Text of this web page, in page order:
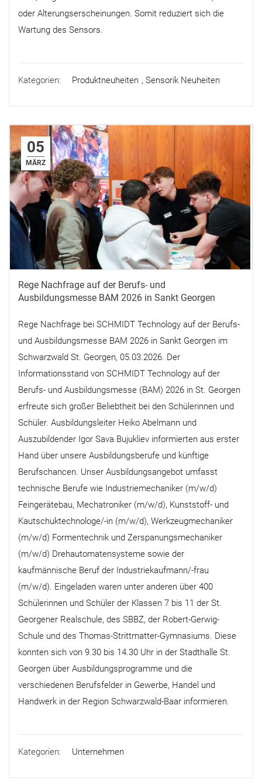
oder Alterungserscheinungen. Somit reduziert sich die
Wartung des Sensors.
Kategorien: Produktneuheiten , Sensorik Neuheiten
05
MÄRZ
Rege Nachfrage auf der Berufs- und
Ausbildungsmesse BAM 2026 in Sankt Georgen
Rege Nachfrage bei SCHMIDT Technology auf der Berufs-
und Ausbildungsmesse BAM 2026 in Sankt Georgen im
Schwarzwald St. Georgen, 05.03.2026. Der
Informationsstand von SCHMIDT Technology auf der
Berufs- und Ausbildungsmesse (BAM) 2026 in St. Georgen
erfreute sich großer Beliebtheit bei den Schülerinnen und
Schüler. Ausbildungsleiter Heiko Abelmann und
Auszubildender Igor Sava Bujukliev informierten aus erster
Hand über unsere Ausbildungsberufe und künftige
Berufschancen. Unser Ausbildungsangebot umfasst
technische Berufe wie Industriemechaniker (m/w/d)
Feingerätebau, Mechatroniker (m/w/d), Kunststoff- und
Kautschuktechnologe/-in (m/w/d), Werkzeugmechaniker
(m/w/d) Formentechnik und Zerspanungsmechaniker
(m/w/d) Drehautomatensysteme sowie der
kaufmännische Beruf der Industriekaufmann/-frau
(m/w/d). Eingeladen waren unter anderen über 400
Schülerinnen und Schüler der Klassen 7 bis 11 der St.
Georgener Realschule, des SBBZ, der Robert-Gerwig-
Schule und des Thomas-Strittmatter-Gymnasiums. Diese
konnten sich von 9.30 bis 14.30 Uhr in der Stadthalle St.
Georgen über Ausbildungsprogramme und die
verschiedenen Berufsfelder in Gewerbe, Handel und
Handwerk in der Region Schwarzwald-Baar informieren.
Kategorien: Unternehmen